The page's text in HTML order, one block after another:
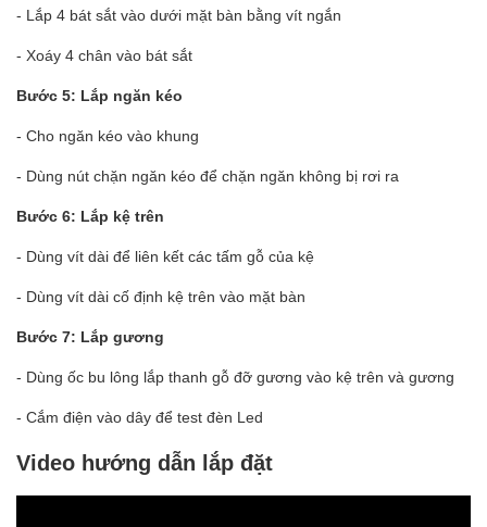
- Lắp 4 bát sắt vào dưới mặt bàn bằng vít ngắn
- Xoáy 4 chân vào bát sắt
Bước 5: Lắp ngăn kéo
- Cho ngăn kéo vào khung
- Dùng nút chặn ngăn kéo để chặn ngăn không bị rơi ra
Bước 6: Lắp kệ trên
- Dùng vít dài để liên kết các tấm gỗ của kệ
- Dùng vít dài cố định kệ trên vào mặt bàn
Bước 7: Lắp gương
- Dùng ốc bu lông lắp thanh gỗ đỡ gương vào kệ trên và gương
- Cắm điện vào dây để test đèn Led
Video hướng dẫn lắp đặt